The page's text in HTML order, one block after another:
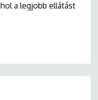
a legjobb ellátást